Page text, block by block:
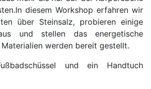
In diesem Workshop erfahren wir
über Steinsalz, probieren einige
und stellen das energetische
Materialien werden bereit gestellt.
und ein Handtuch